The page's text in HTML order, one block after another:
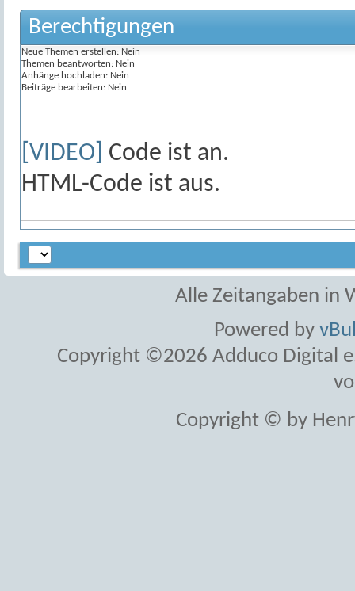
Berechtigungen
Neue Themen erstellen: Nein
Themen beantworten: Nein
Anhänge hochladen: Nein
Beiträge bearbeiten: Nein
[VIDEO] Code ist an.
HTML-Code ist aus.
Alle Zeitangaben in
Powered by
Copyright ©2026 Adduco Digital
Copyright © by